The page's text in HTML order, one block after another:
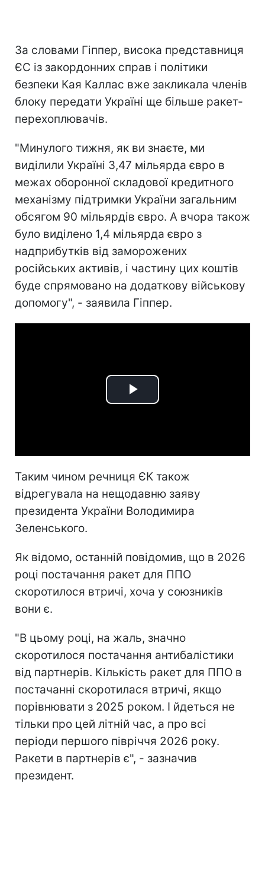
За словами Гіппер, висока представниця
ЄС із закордонних справ і політики
безпеки Кая Каллас вже закликала членів
блоку передати Україні ще більше ракет-
перехоплювачів.
"Минулого тижня, як ви знаєте, ми
виділили Україні 3,47 мільярда євро в
межах оборонної складової кредитного
механізму підтримки України загальним
обсягом 90 мільярдів євро. А вчора також
було виділено 1,4 мільярда євро з
надприбутків від заморожених
російських активів, і частину цих коштів
буде спрямовано на додаткову військову
допомогу", - заявила Гіппер.
Play
Таким чином речниця ЄК також
відрегувала на нещодавню заяву
президента України Володимира
Зеленського.
Як відомо, останній повідомив, що в 2026
році постачання ракет для ППО
скоротилося втричі, хоча у союзників
вони є.
"В цьому році, на жаль, значно
скоротилося постачання антибалістики
від партнерів. Кількість ракет для ППО в
постачанні скоротилася втричі, якщо
порівнювати з 2025 роком. І йдеться не
тільки про цей літній час, а про всі
періоди першого півріччя 2026 року.
Ракети в партнерів є", - зазначив
президент.